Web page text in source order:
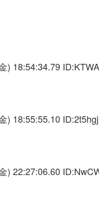
) 18:54:34.79 ID:
) 18:55:55.10 ID:
) 22:27:06.60 ID: